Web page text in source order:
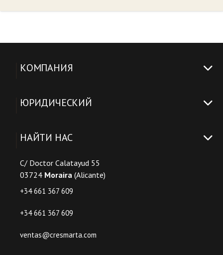
КОМПАНИЯ
ЮРИДИЧЕСКИЙ
НАЙТИ НАС
C/ Doctor Calatayud 55
03724 Moraira (Alicante)
+34 661 367 609
+34 661 367 609
ventas@cresmarta.com